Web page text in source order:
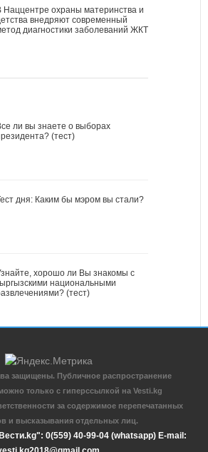
Наццентре охраны материнства и
внедряют современный
диагностики заболеваний ЖКТ
ли вы знаете о выборах
(тест)
дня: Каким бы мэром вы стали?
хорошо ли Вы знакомы с
национальными
(тест)
защищены. Публичное распространение
только с гиперссылкой на Vesti.kg
за содержимое перепечатанных
и высказывания отдельных лиц.
0(559) 40-99-04 (whatsapp) E-mail: